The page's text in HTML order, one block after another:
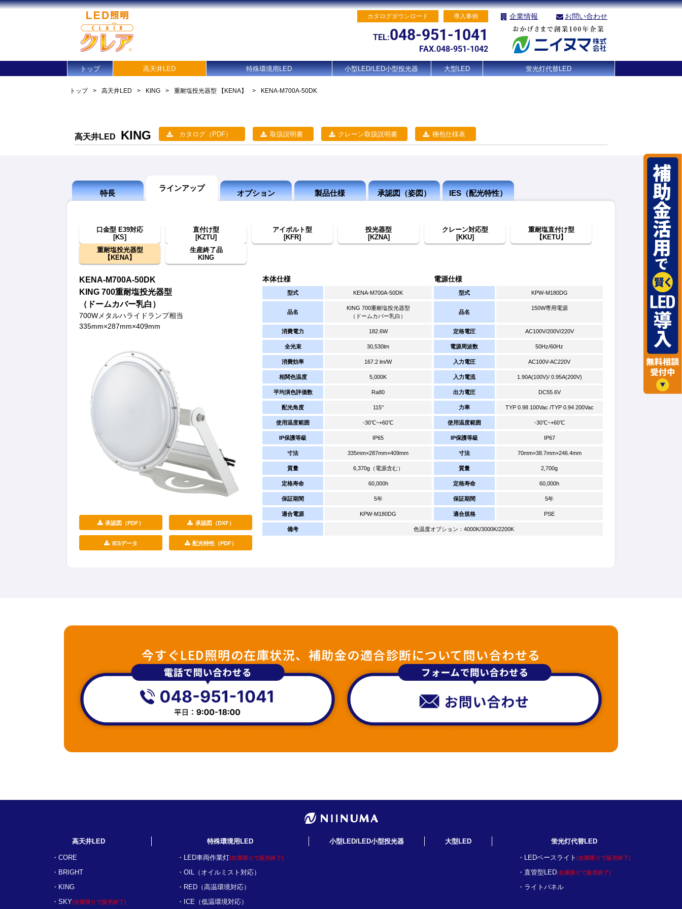
カタログダウンロード 導入事例
TEL:048-951-1041
FAX.048-951-1042
企業情報 お問い合わせ
トップ 高天井LED 特殊環境用LED 小型LED/LED小型投光器 大型LED 蛍光灯代替LED
トップ > 高天井LED > KING > 重耐塩投光器型 【KENA】 > KENA-M700A-50DK
高天井LED KING カタログ（PDF） 取扱説明書 クレーン取扱説明書 梱包仕様表
特長
ラインアップ
オプション 製品仕様 承認図（姿図） IES（配光特性）
口金型 E39対応
[KS]
直付け型
[KZTU]
アイボルト型
[KFR]
投光器型
[KZNA]
クレーン対応型
[KKU]
重耐塩直付け型
【KETU】
重耐塩投光器型
【KENA】
生産終了品
KING
KENA-M700A-50DK
KING 700重耐塩投光器型
（ドームカバー乳白）
700Wメタルハライドランプ相当
335mm×287mm×409mm
承認図（PDF） 承認図（DXF）
IESデータ 配光特性（PDF）
本体仕様
型式 KENA-M700A-50DK
品名
KING 700重耐塩投光器型
（ドームカバー乳白）
消費電力 182.6W
全光束 30,530lm
消費効率 167.2 lm/W
相関色温度 5,000K
平均演色評価数 Ra80
配光角度 115°
使用温度範囲 -30℃~+60℃
IP保護等級 IP65
寸法 335mm×287mm×409mm
質量 6,370g（電源含む）
定格寿命 60,000h
保証期間 5年
適合電源 KPW-M180DG
電源仕様
型式 KPW-M180DG
品名
150W専用電源
定格電圧 AC100V/200V/220V
電源周波数 50Hz/60Hz
入力電圧 AC100V-AC220V
入力電流 1.90A(100V)/ 0.95A(200V)
出力電圧 DC55.6V
力率 TYP 0.98 100Vac /TYP 0.94 200Vac
使用温度範囲 -30℃~+60℃
IP保護等級 IP67
寸法 70mm×38.7mm×246.4mm
質量 2,700g
定格寿命 60,000h
保証期間 5年
適合規格 PSE
備考 色温度オプション：4000K/3000K/2200K
今すぐLED照明の在庫状況、補助金の適合診断について問い合わせる
高天井LED
CORE
BRIGHT
KING
SKY(在庫限りで販売終了)
特殊環境用LED
LED車両作業灯(在庫限りで販売終了)
OIL（オイルミスト対応）
RED（高温環境対応）
ICE（低温環境対応）
小型LED/LED小型投光器 大型LED 蛍光灯代替LED
LEDベースライト (在庫限りで販売終了)
直管型LED(在庫限りで販売終了)
ライトパネル